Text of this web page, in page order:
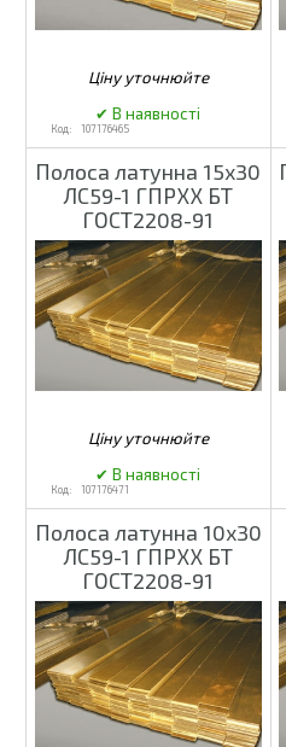
107176465
Полоса латунна 15x30
ЛС59-1 ГПРХХ БТ
ГОСТ2208-91
107176471
Полоса латунна 10x30
ЛС59-1 ГПРХХ БТ
ГОСТ2208-91